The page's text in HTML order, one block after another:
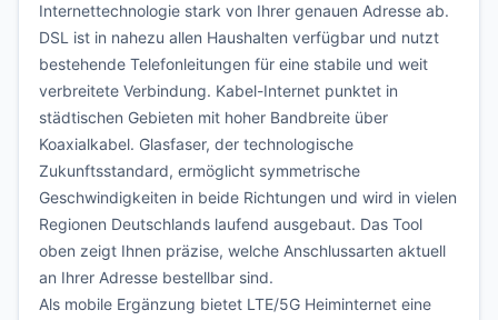
Internettechnologie stark von Ihrer genauen Adresse ab.
DSL ist in nahezu allen Haushalten verfügbar und nutzt
bestehende Telefonleitungen für eine stabile und weit
verbreitete Verbindung. Kabel-Internet punktet in
städtischen Gebieten mit hoher Bandbreite über
Koaxialkabel. Glasfaser, der technologische
Zukunftsstandard, ermöglicht symmetrische
Geschwindigkeiten in beide Richtungen und wird in vielen
Regionen Deutschlands laufend ausgebaut. Das Tool
oben zeigt Ihnen präzise, welche Anschlussarten aktuell
an Ihrer Adresse bestellbar sind.
Als mobile Ergänzung bietet LTE/5G Heiminternet eine